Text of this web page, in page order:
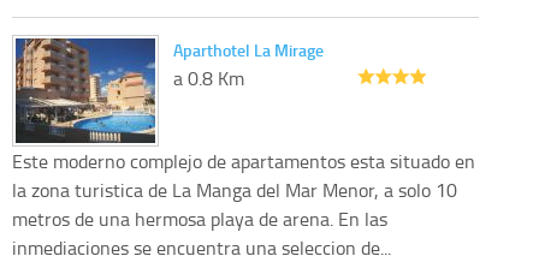
Aparthotel La Mirage
a 0.8 Km
Este moderno complejo de apartamentos esta situado en
la zona turistica de La Manga del Mar Menor, a solo 10
metros de una hermosa playa de arena. En las
inmediaciones se encuentra una seleccion de...